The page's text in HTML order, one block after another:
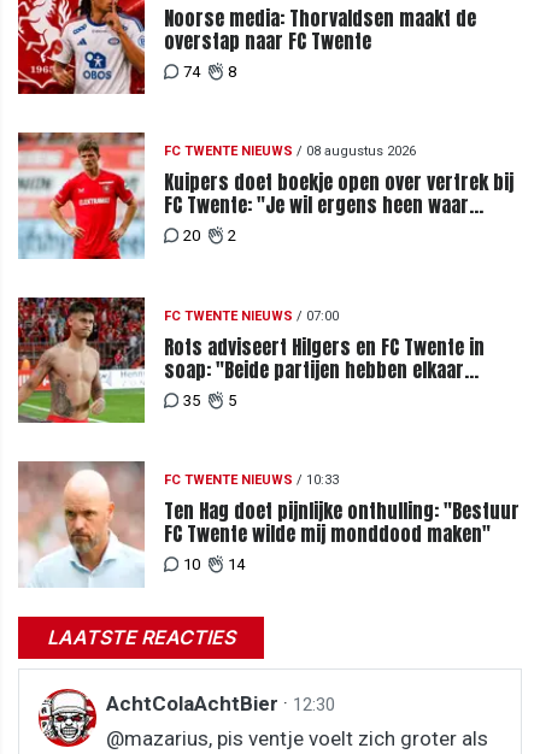
Noorse media: Thorvaldsen maakt de
overstap naar FC Twente
74 8
FC TWENTE NIEUWS / 08 augustus 2026
Kuipers doet boekje open over vertrek bij
FC Twente: "Je wil ergens heen waar
mensen je waarderen"
20 2
FC TWENTE NIEUWS / 07:00
Rots adviseert Hilgers en FC Twente in
soap: "Beide partijen hebben elkaar
teleurgesteld"
35 5
FC TWENTE NIEUWS / 10:33
Ten Hag doet pijnlijke onthulling: "Bestuur
FC Twente wilde mij monddood maken"
10 14
LAATSTE REACTIES
AchtColaAchtBier · 12:30
@mazarius, pis ventje voelt zich groter als